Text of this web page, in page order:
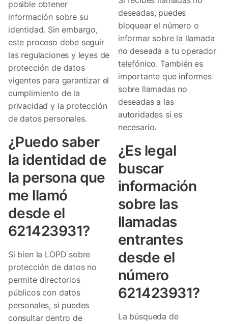
posible obtener
información sobre su
identidad. Sin embargo,
este proceso debe seguir
las regulaciones y leyes de
protección de datos
vigentes para garantizar el
cumplimiento de la
privacidad y la protección
de datos personales.
¿Puedo saber
la identidad de
la persona que
me llamó
desde el
621423931?
Si bien la LOPD sobre
protección de datos no
permite directorios
públicos con datos
personales, si puedes
consultar dentro de
deseadas, puedes
bloquear el número o
informar sobre la llamada
no deseada a tu operador
telefónico. También es
importante que informes
sobre llamadas no
deseadas a las
autoridades si es
necesario.
¿Es legal
buscar
información
sobre las
llamadas
entrantes
desde el
número
621423931?
La búsqueda de